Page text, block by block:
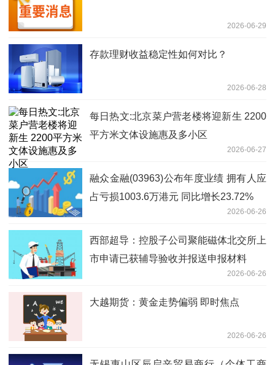
2026-06-29
存款理财收益稳定性如何对比？
2026-06-28
每日热文:北京菜户营老楼将迎新生 2200
平方米文体设施惠及多小区
2026-06-27
融众金融(03963)公布年度业绩 拥有人应
占亏损1003.6万港元 同比增长23.72%
2026-06-26
西部超导：控股子公司聚能磁体北交所上
市申请已获辅导验收并报送申报材料
2026-06-26
大越期货：黄金走势偏弱 即时焦点
2026-06-26